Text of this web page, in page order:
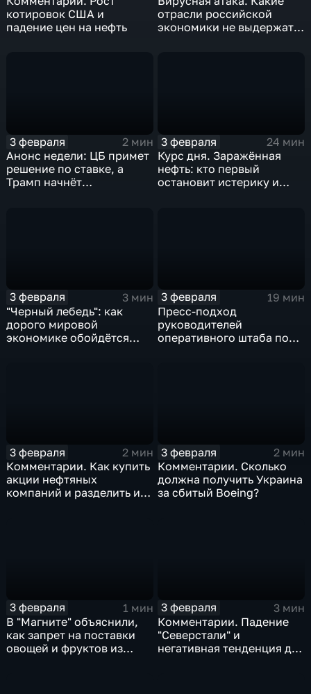
котировок США и
падение цен на нефть
отрасли российской
экономики не выдержат
3 февраля
2 мин
Анонс недели: ЦБ примет
решение по ставке, а
Трамп начнёт
3 февраля
24 мин
Курс дня. Заражённая
нефть: кто первый
остановит истерику и
3 февраля
3 мин
"Черный лебедь": как
дорого мировой
экономике обойдётся
3 февраля
19 мин
Пресс-подход
руководителей
оперативного штаба по
3 февраля
2 мин
Комментарии. Как купить
акции нефтяных
компаний и разделить их
3 февраля
2 мин
Комментарии. Сколько
должна получить Украина
за сбитый Boeing?
3 февраля
1 мин
В "Магните" объяснили,
как запрет на поставки
овощей и фруктов из
3 февраля
3 мин
Комментарии. Падение
"Северстали" и
негативная тенденция для